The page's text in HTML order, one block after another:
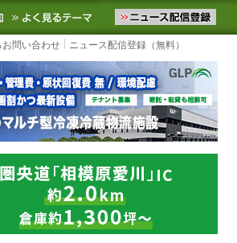
ュースをお届けします。物流ニュー
お気に入りに追加 よく見るテーマ
問い合わせ ニュース配信登録（無料）